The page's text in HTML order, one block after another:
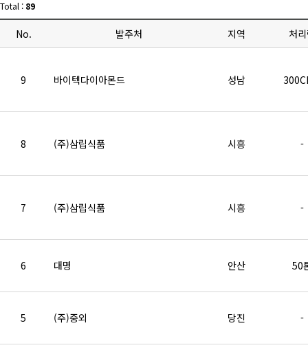
Total : 89
No. 발주처 지역 처
9 바이텍다이아몬드 성남
8 (주)삼립식품 시흥 -
7 (주)삼립식품 시흥 -
6 대명 안산 50
5 (주)중외 당진 -